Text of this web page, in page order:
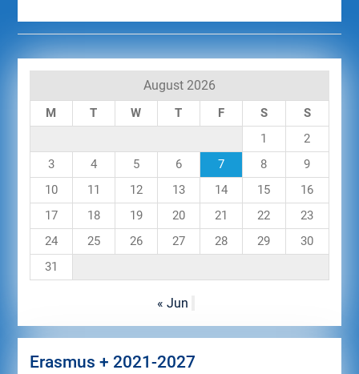
August 2026
M T W T F S
S
1
2
3
4 5 6 7 8
9
10
11 12 13 14 15
16
17
18 19 20 21 22
23
24
25 26 27 28 29
30
31
« Jun
Erasmus + 2021-2027